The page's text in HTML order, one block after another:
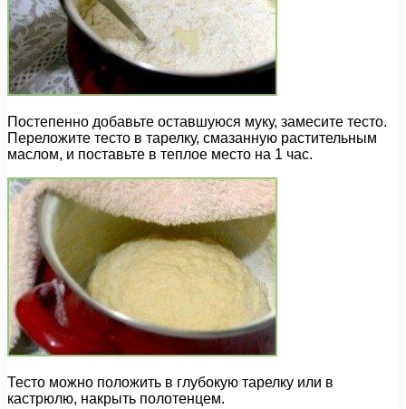
Постепенно добавьте оставшуюся муку, замесите тесто.
Переложите тесто в тарелку, смазанную растительным
маслом, и поставьте в теплое место на 1 час.
Тесто можно положить в глубокую тарелку или в
кастрюлю, накрыть полотенцем.